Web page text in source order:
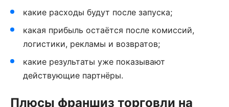
какие расходы будут после запуска;
какая прибыль остаётся после комиссий,
логистики, рекламы и возвратов;
какие результаты уже показывают
действующие партнёры.
Плюсы франшиз торговли на